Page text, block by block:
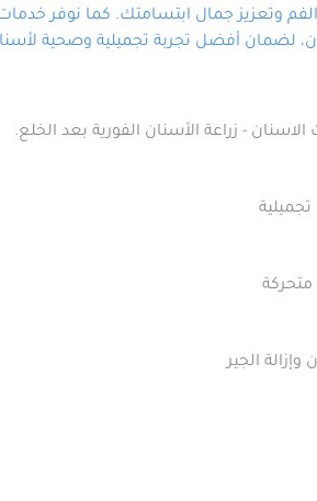
وتعزيز جمال ابتسامتك. كما نوفر
لضمان أفضل تجربة تجميلية وصحية
- زراعة الأسنان الفورية بعد الخلع.
متحركة
الجير